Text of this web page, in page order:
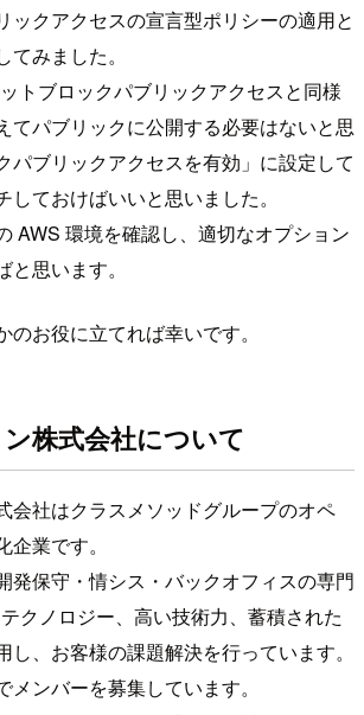
ックアクセスの宣言型ポリシーの適用と
みました。
トブロックパブリックアクセスと同様
てパブリックに公開する必要はないと思
パブリックアクセスを有効」に設定して
ておけばいいと思いました。
AWS 環境を確認し、適切なオプション
思います。
のお役に立てれば幸いです。
株式会社について
会社はクラスメソッドグループのオペ
業です。
発保守・情シス・バックオフィスの専門
クノロジー、高い技術力、蓄積された
し、お客様の課題解決を行っています。
メンバーを募集しています。